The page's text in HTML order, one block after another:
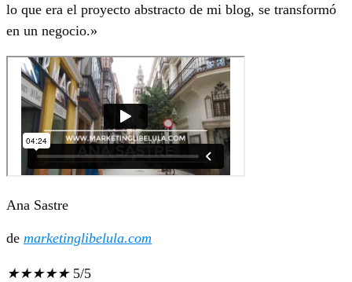
lo que era el proyecto abstracto de mi blog, se transformó
en un negocio.»
Ana Sastre
de marketinglibelula.com
★★★★★ 5/5